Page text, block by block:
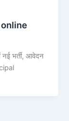
भर्ती, आवेदन